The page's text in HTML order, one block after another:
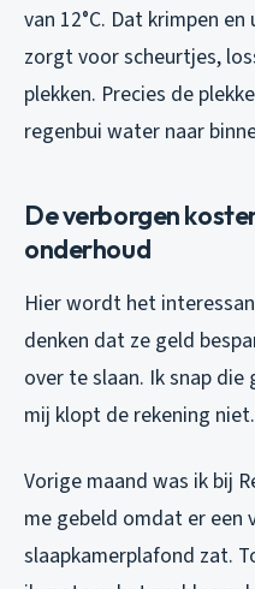
van 12°C. Dat krimpen
zorgt voor scheurtjes,
plekken. Precies de
regenbui water naar
De verborgen
onderhoud
Hier wordt het
denken dat ze geld
over te slaan. Ik snap
mij klopt de rekening niet.
Vorige maand was ik bij
me gebeld omdat er een
slaapkamerplafond zat.